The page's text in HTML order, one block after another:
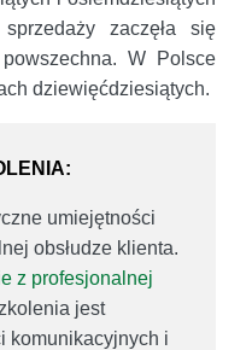
zaczęła się
W Polsce
dziewięćdziesiątych.
umiejętności
obsłudze klienta.
z profesjonalnej
jest
komunikacyjnych i